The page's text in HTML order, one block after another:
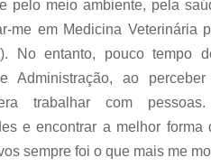
pelo meio ambiente, pela
me em Medicina Veterinária
No entanto, pouco tempo
e Administração, ao
trabalhar com
e encontrar a melhor
sempre foi o que mais me